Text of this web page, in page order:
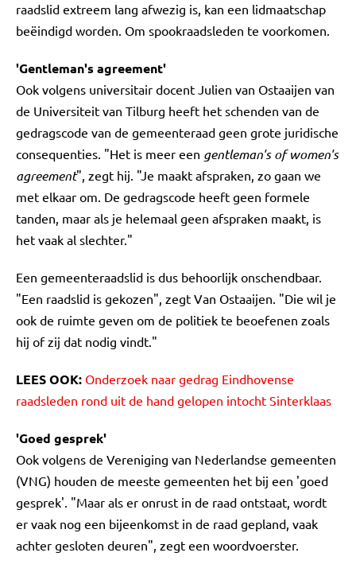
raadslid extreem lang afwezig is, kan een lidmaatschap
beëindigd worden. Om spookraadsleden te voorkomen.
'Gentleman's agreement'
Ook volgens universitair docent Julien van Ostaaijen van
de Universiteit van Tilburg heeft het schenden van de
gedragscode van de gemeenteraad geen grote juridische
consequenties. "Het is meer een gentleman's of women's
agreement", zegt hij. "Je maakt afspraken, zo gaan we
met elkaar om. De gedragscode heeft geen formele
tanden, maar als je helemaal geen afspraken maakt, is
het vaak al slechter."
Een gemeenteraadslid is dus behoorlijk onschendbaar.
"Een raadslid is gekozen", zegt Van Ostaaijen. "Die wil je
ook de ruimte geven om de politiek te beoefenen zoals
hij of zij dat nodig vindt."
LEES OOK: Onderzoek naar gedrag Eindhovense
raadsleden rond uit de hand gelopen intocht Sinterklaas
'Goed gesprek'
Ook volgens de Vereniging van Nederlandse gemeenten
(VNG) houden de meeste gemeenten het bij een 'goed
gesprek'. "Maar als er onrust in de raad ontstaat, wordt
er vaak nog een bijeenkomst in de raad gepland, vaak
achter gesloten deuren", zegt een woordvoerster.